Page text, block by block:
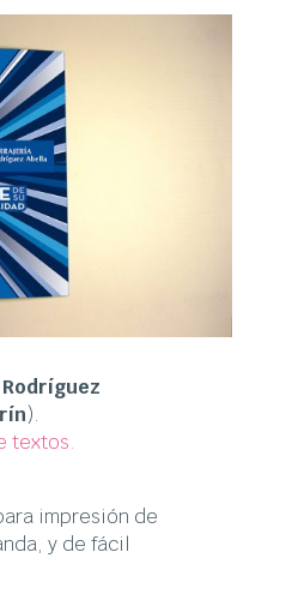
).
textos.
impresión de
y de fácil